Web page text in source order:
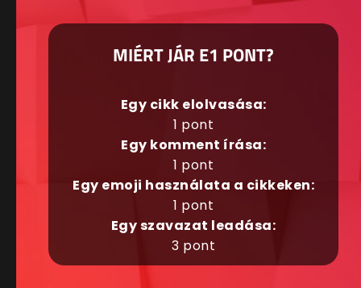
MIÉRT JÁR E1 PONT?
Egy cikk elolvasása:
1 pont
Egy komment írása:
1 pont
Egy emoji használata a cikkeken:
1 pont
Egy szavazat leadása:
3 pont